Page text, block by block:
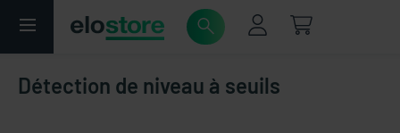
Détection de niveau à seuils